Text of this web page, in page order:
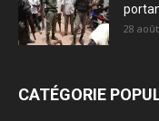
28
CATÉGORIE